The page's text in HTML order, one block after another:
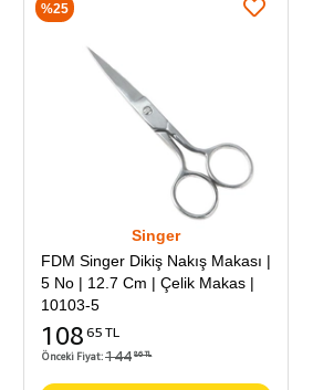
Singer
FDM Singer Dikiş Nakış Makası |
5 No | 12.7 Cm | Çelik Makas |
10103-5
108 65 TL
Önceki Fiyat:144 86 TL
%25